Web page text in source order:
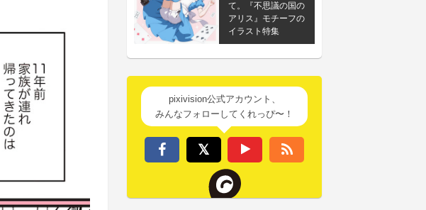
て。『不思議の国の
アリス』モチーフの
イラスト特集
pixivision公式アカウント、
みんなフォローしてくれっぴ〜！